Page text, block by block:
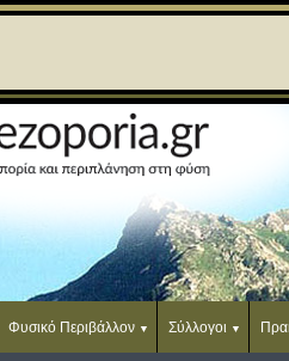
Φυσικό Περιβάλλον Σύλλογοι